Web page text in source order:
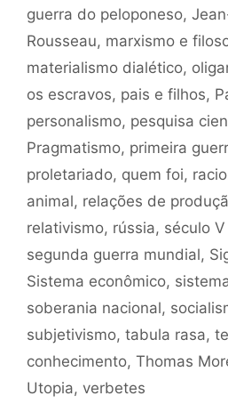
guerra do peloponeso,
Rousseau, marxismo e
materialismo dialético,
os escravos, pais e filhos,
personalismo, pesquisa
Pragmatismo, primeira
proletariado, quem foi,
animal, relações de
relativismo, rússia, século
segunda guerra mundial,
Sistema econômico,
soberania nacional,
subjetivismo, tabula rasa,
conhecimento, Thomas
Utopia, verbetes